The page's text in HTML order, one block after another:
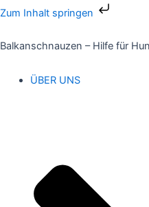
Zum Inhalt springen
Zum
springen
Balkanschnauzen – Hilfe für
ÜBER UNS